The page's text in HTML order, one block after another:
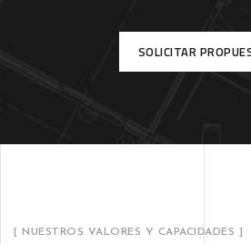
SOLICITAR
[ NUESTROS VALORES Y CAPACIDADES ]